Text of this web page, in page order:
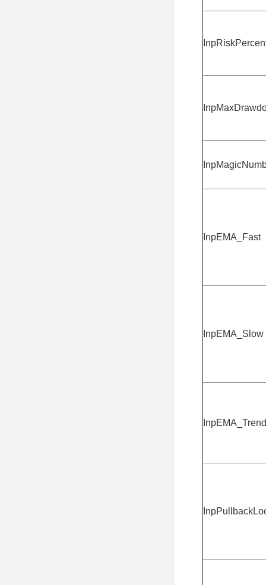
InpEMA_Fast
InpEMA_Slow
InpEMA_Trend